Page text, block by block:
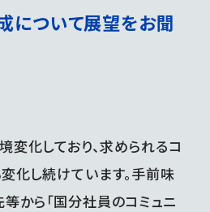
について展望をお聞
化しており、求められるコ
化し続けています。手前味
から「国分社員のコミュニ